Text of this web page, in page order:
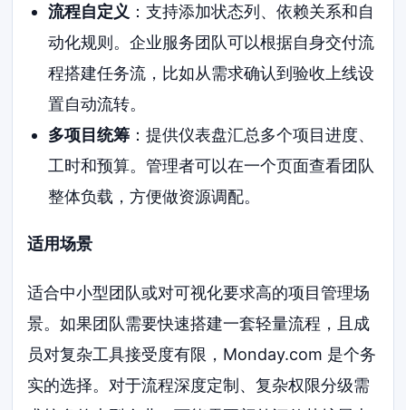
流程自定义 ：支持添加状态列、依赖关系和自
动化规则。企业服务团队可以根据自身交付流
程搭建任务流，比如从需求确认到验收上线设
置自动流转。
多项目统筹：提供仪表盘汇总多个项目进度、
工时和预算。管理者可以在一个页面查看团队
整体负载，方便做资源调配。
适用场景
适合中小型团队或对可视化要求高的项目管理场
景。如果团队需要快速搭建一套轻量流程，且成
员对复杂工具接受度有限，Monday.com 是个务
实的选择。对于流程深度定制、复杂权限分级需